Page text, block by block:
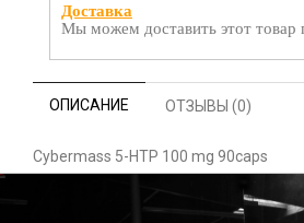
Доставка
Мы можем доставить этот товар
ОПИСАНИЕ ОТЗЫВЫ (0)
Cybermass 5-HTP 100 mg 90caps